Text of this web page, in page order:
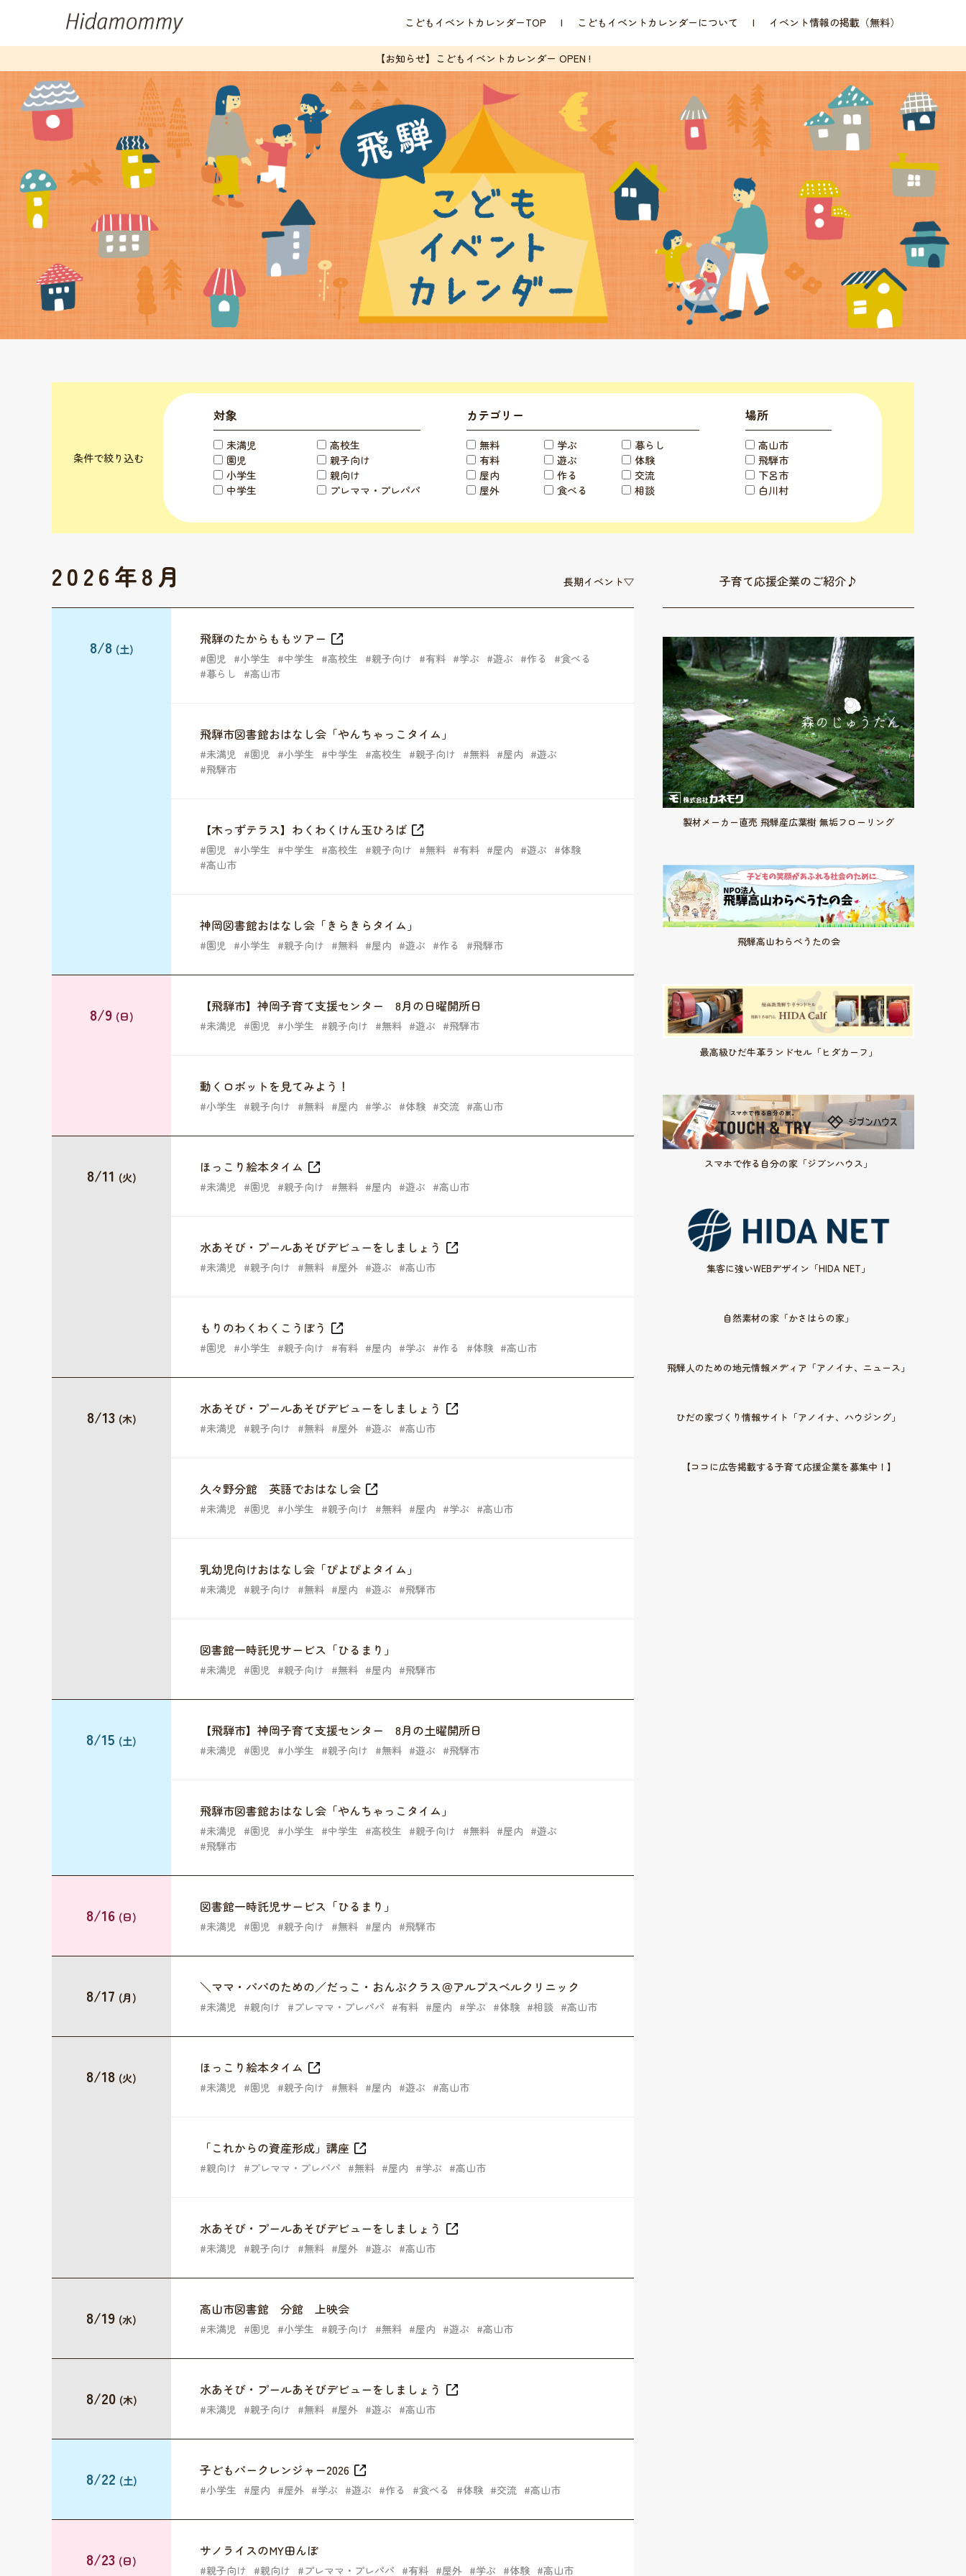
こどもイベントカレンダーTOP こどもイベントカレンダーについて イベント情報の掲載（無料）
【お知らせ】こどもイベントカレンダー OPEN !
条件で絞り込む
対象
未満児
園児
小学生
中学生
高校生
親子向け
親向け
プレママ・プレパパ
カテゴリー
無料
有料
屋内
屋外
学ぶ
遊ぶ
作る
食べる
暮らし
体験
交流
相談
場所
高山市
飛騨市
下呂市
白川村
2026年8月 長期イベント▽
8/8 (土)
飛騨のたからももツアー
園児 小学生 中学生 高校生 親子向け 有料 学ぶ 遊ぶ 作る
食べる
暮らし
高山市
飛騨市図書館おはなし会「やんちゃっこタイム」
未満児 園児 小学生 中学生 高校生 親子向け 無料 屋内
遊ぶ
飛騨市
【木っずテラス】わくわくけん玉ひろば
園児 小学生 中学生 高校生 親子向け 無料 有料 屋内 遊ぶ
体験
高山市
神岡図書館おはなし会「きらきらタイム」
園児 小学生 親子向け 無料 屋内 遊ぶ 作る 飛騨市
8/9 (日)
【飛騨市】神岡子育て支援センター 8月の日曜開所日
未満児 園児 小学生 親子向け 無料 遊ぶ 飛騨市
動くロボットを見てみよう！
小学生 親子向け 無料 屋内 学ぶ 体験 交流 高山市
8/11 (火)
ほっこり絵本タイム
未満児 園児 親子向け 無料 屋内 遊ぶ 高山市
水あそび・プールあそびデビューをしましょう
未満児 親子向け 無料 屋外 遊ぶ 高山市
もりのわくわくこうぼう
園児 小学生 親子向け 有料 屋内 学ぶ 作る 体験 高山市
8/13 (木)
水あそび・プールあそびデビューをしましょう
未満児 親子向け 無料 屋外 遊ぶ 高山市
久々野分館 英語でおはなし会
未満児 園児 小学生 親子向け 無料 屋内 学ぶ 高山市
乳幼児向けおはなし会「ぴよぴよタイム」
未満児 親子向け 無料 屋内 遊ぶ 飛騨市
図書館一時託児サービス「ひるまり」
未満児 園児 親子向け 無料 屋内 飛騨市
8/15 (土)
【飛騨市】神岡子育て支援センター 8月の土曜開所日
未満児 園児 小学生 親子向け 無料 遊ぶ 飛騨市
飛騨市図書館おはなし会「やんちゃっこタイム」
未満児 園児 小学生 中学生 高校生 親子向け 無料 屋内
遊ぶ
飛騨市
8/16 (日)
図書館一時託児サービス「ひるまり」
未満児 園児 親子向け 無料 屋内 飛騨市
8/17 (月)
＼ママ・パパのための／だっこ・おんぶクラス＠アルプスベルクリニック
未満児 親向け プレママ・プレパパ 有料 屋内 学ぶ 体験 相談 高山市
8/18 (火)
ほっこり絵本タイム
未満児 園児 親子向け 無料 屋内 遊ぶ 高山市
「これからの資産形成」講座
親向け プレママ・プレパパ 無料 屋内 学ぶ 高山市
水あそび・プールあそびデビューをしましょう
未満児 親子向け 無料 屋外 遊ぶ 高山市
8/19 (水)
高山市図書館 分館 上映会
未満児 園児 小学生 親子向け 無料 屋内 遊ぶ 高山市
8/20 (木)
水あそび・プールあそびデビューをしましょう
未満児 親子向け 無料 屋外 遊ぶ 高山市
8/22 (土)
子どもパークレンジャー2026
小学生 屋内 屋外 学ぶ 遊ぶ 作る 食べる 体験 交流 高山市
8/23 (日)
サノライスのMY田んぼ
親子向け 親向け プレママ・プレパパ 有料 屋外 学ぶ 体験 高山市
子育て応援企業のご紹介♪
製材メーカー直売 飛騨産広葉樹 無垢フローリング
飛騨高山わらべうたの会
最高級ひだ牛革ランドセル「ヒダカーフ」
スマホで作る自分の家「ジブンハウス」
集客に強いWEBデザイン「HIDA NET」
自然素材の家「かさはらの家」
飛騨人のための地元情報メディア「アノイナ、ニュース」
ひだの家づくり情報サイト「アノイナ、ハウジング」
【ココに広告掲載する子育て応援企業を募集中！】